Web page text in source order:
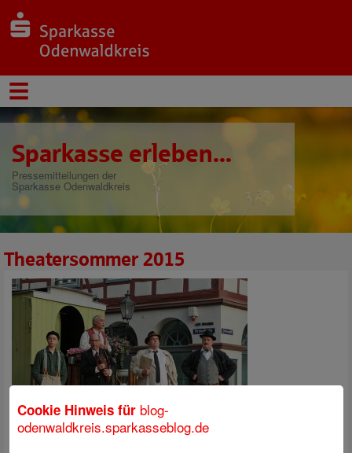
Sparkasse erleben...
Pressemitteilungen der
Sparkasse Odenwaldkreis
Theatersommer 2015
Cookie Hinweis für blog-
odenwaldkreis.sparkasseblog.de